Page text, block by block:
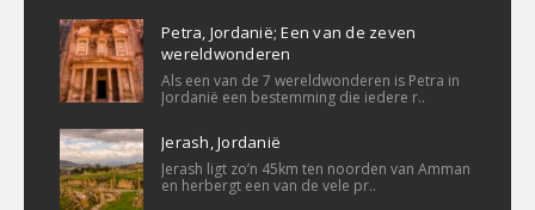
Petra, Jordanië; Een van de zeven
wereldwonderen
Als een van de 7 wereldwonderen is Petra in
Jordanië een bestemming die iedere r..
Jerash, Jordanië
Jerash ligt zo’n 45km ten noorden van Amman
en herbergt een van de vele pr..